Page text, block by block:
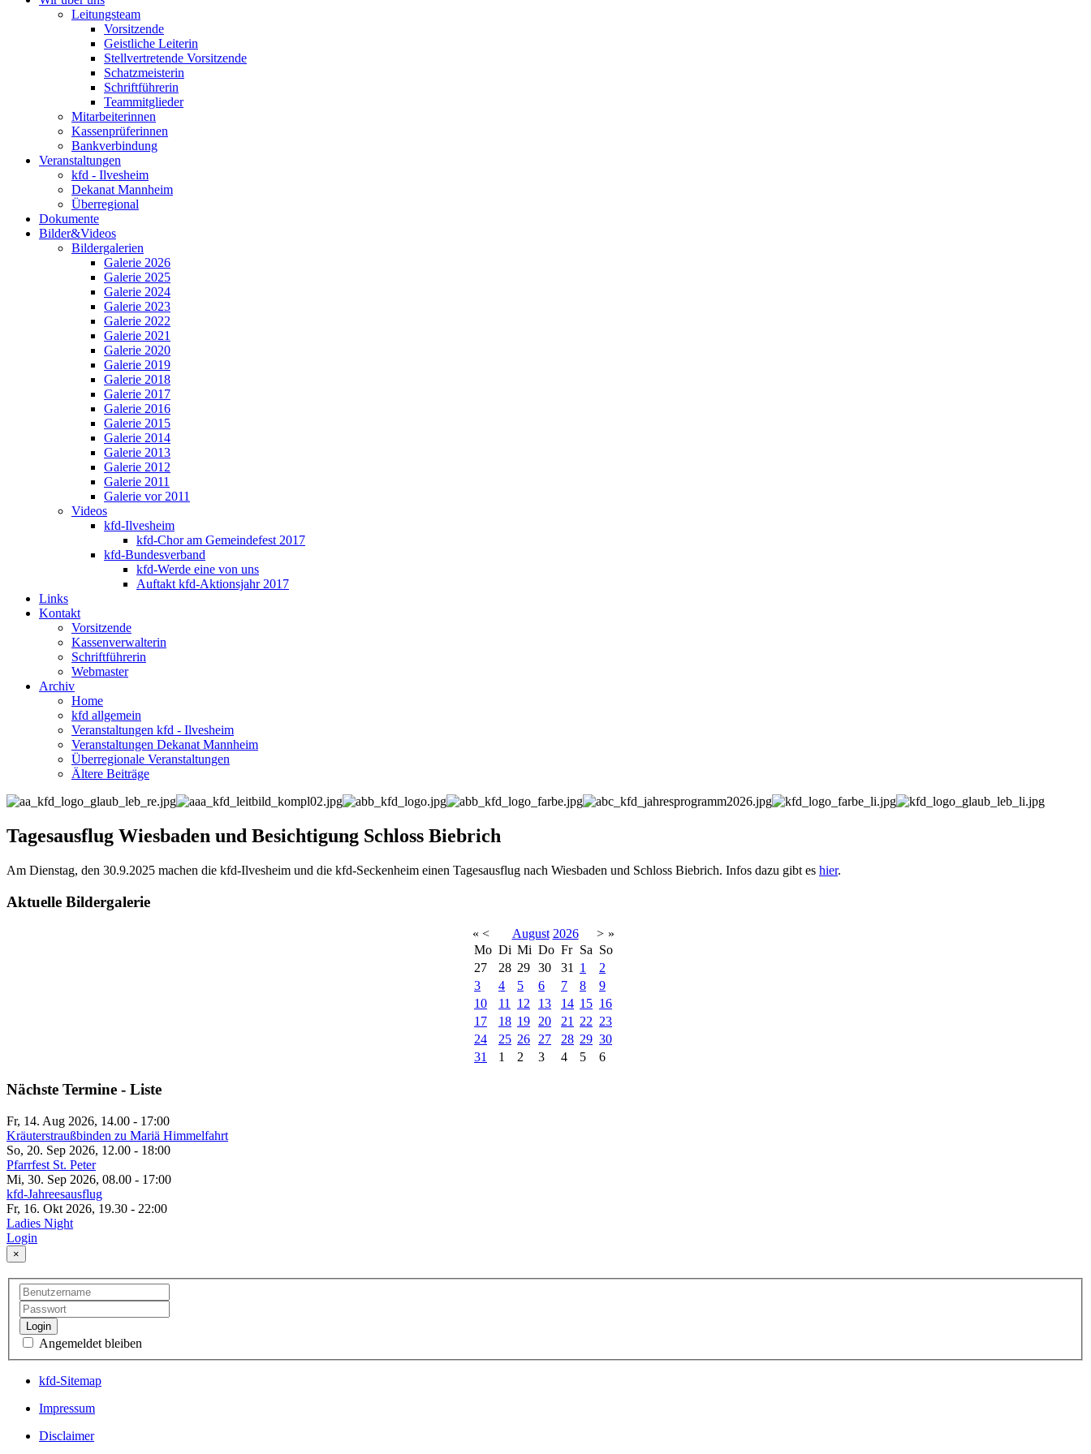
Leitungsteam
Vorsitzende
Geistliche Leiterin
Stellvertretende Vorsitzende
Schatzmeisterin
Schriftführerin
Teammitglieder
Mitarbeiterinnen
Kassenprüferinnen
Bankverbindung
Veranstaltungen
kfd - Ilvesheim
Dekanat Mannheim
Überregional
Dokumente
Bilder&Videos
Bildergalerien
Galerie 2026
Galerie 2025
Galerie 2024
Galerie 2023
Galerie 2022
Galerie 2021
Galerie 2020
Galerie 2019
Galerie 2018
Galerie 2017
Galerie 2016
Galerie 2015
Galerie 2014
Galerie 2013
Galerie 2012
Galerie 2011
Galerie vor 2011
Videos
kfd-Ilvesheim
kfd-Chor am Gemeindefest 2017
kfd-Bundesverband
kfd-Werde eine von uns
Auftakt kfd-Aktionsjahr 2017
Links
Kontakt
Vorsitzende
Kassenverwalterin
Schriftführerin
Webmaster
Archiv
Home
kfd allgemein
Veranstaltungen kfd - Ilvesheim
Veranstaltungen Dekanat Mannheim
Überregionale Veranstaltungen
Ältere Beiträge
Tagesausflug Wiesbaden und Besichtigung Schloss Biebrich
Am Dienstag, den 30.9.2025 machen die kfd-Ilvesheim und die kfd-Seckenheim einen Tagesausflug nach Wiesbaden und Schloss Biebrich. Infos dazu gibt es hier.
Aktuelle Bildergalerie
« < August 2026 > »
Mo Di Mi Do Fr Sa So
27
28 29 30 31 1
2
3
4 5 6 7 8
9
10
11 12 13 14 15 16
17
18 19 20 21 22 23
24
25 26 27 28 29 30
31
1 2 3 4 5 6
Nächste Termine - Liste
Fr, 14. Aug 2026, 14.00 - 17:00
Kräuterstraußbinden zu Mariä Himmelfahrt
So, 20. Sep 2026, 12.00 - 18:00
Pfarrfest St. Peter
Mi, 30. Sep 2026, 08.00 - 17:00
kfd-Jahreesausflug
Fr, 16. Okt 2026, 19.30 - 22:00
Ladies Night
Login
×
Login
Angemeldet bleiben
kfd-Sitemap
Impressum
Disclaimer